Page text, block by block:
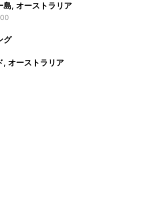
島, オーストラリア
グ
, オーストラリア